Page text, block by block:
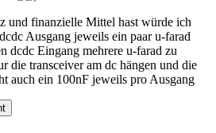
und finanzielle Mittel hast würde ich
Ausgang jeweils ein paar u-farad
dcdc Eingang mehrere u-farad zu
die transceiver am dc hängen und die
auch ein 100nF jeweils pro Ausgang